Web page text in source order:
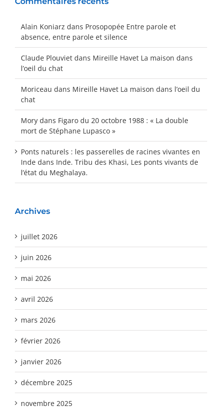
Alain Koniarz dans Prosopopée Entre parole et
absence, entre parole et silence
Claude Plouviet dans Mireille Havet La maison dans
l’oeil du chat
Moriceau dans Mireille Havet La maison dans l’oeil du
chat
Mory dans Figaro du 20 octobre 1988 : « La double
mort de Stéphane Lupasco »
Ponts naturels : les passerelles de racines vivantes en
Inde dans Inde. Tribu des Khasi, Les ponts vivants de
l’état du Meghalaya.
Archives
juillet 2026
juin 2026
mai 2026
avril 2026
mars 2026
février 2026
janvier 2026
décembre 2025
novembre 2025